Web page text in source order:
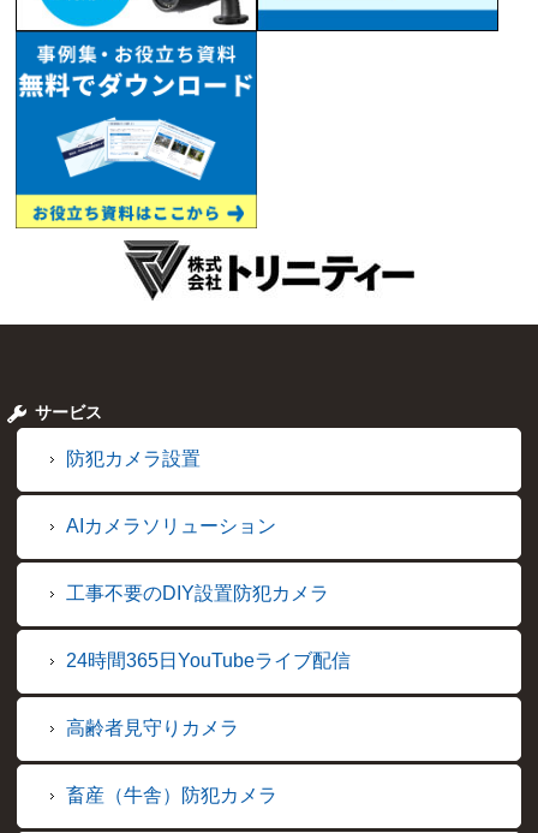
サービス
防犯カメラ設置
AIカメラソリューション
工事不要のDIY設置防犯カメラ
24時間365日YouTubeライブ配信
高齢者見守りカメラ
畜産（牛舎）防犯カメラ